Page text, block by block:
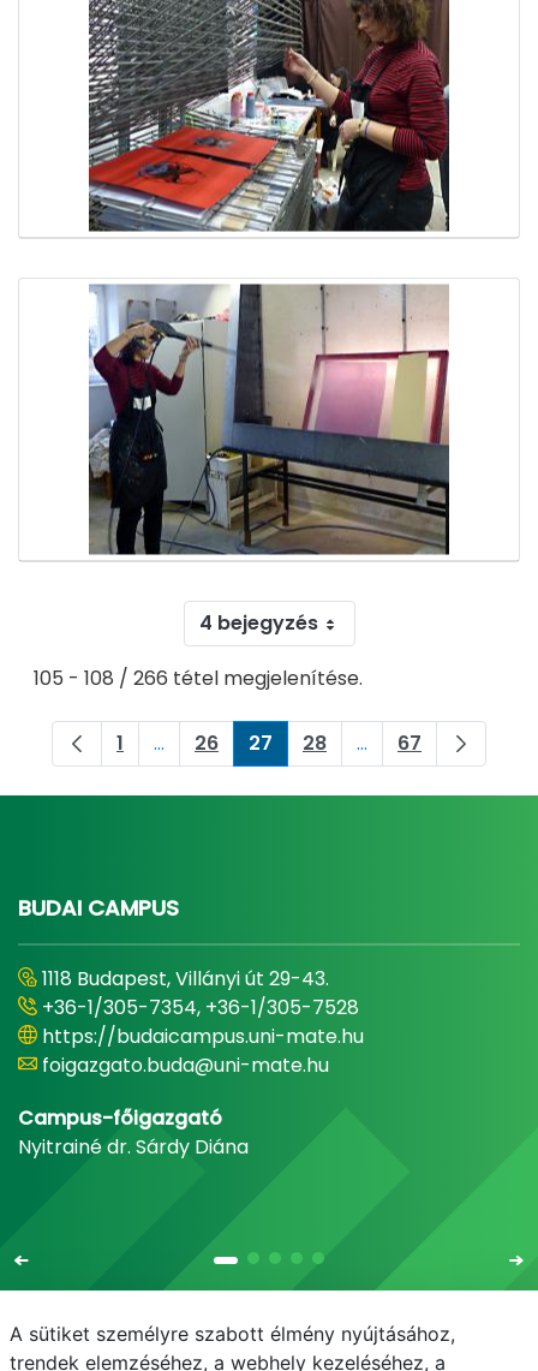
4 bejegyzés
105 - 108 / 266 tétel megjelenítése.
Oldal
1 ...Köztes oldalak Navigáljon a TAB
Oldal
26 Oldal
27 Oldal
28 ...Köztes oldalak
Oldal
67
BUDAI CAMPUS
1118 Budapest, Villányi út 29-43.
+36-1/305-7354, +36-1/305-7528
https://budaicampus.uni-mate.hu
foigazgato.buda@uni-mate.hu
Campus-főigazgató
Nyitrainé dr. Sárdy Diána
A sütiket személyre szabott élmény nyújtásához,
trendek elemzéséhez, a webhely kezeléséhez, a